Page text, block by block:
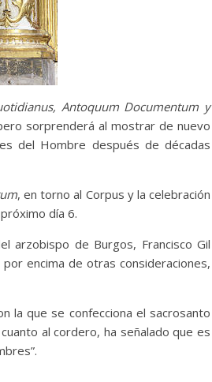
Antoquum Documentum y
sorprenderá al mostrar de nuevo
del Hombre después de décadas
, en torno al Corpus y la celebración
día 6.
arzobispo de Burgos, Francisco Gil
encima de otras consideraciones,
la que se confecciona el sacrosanto
al cordero, ha señalado que es